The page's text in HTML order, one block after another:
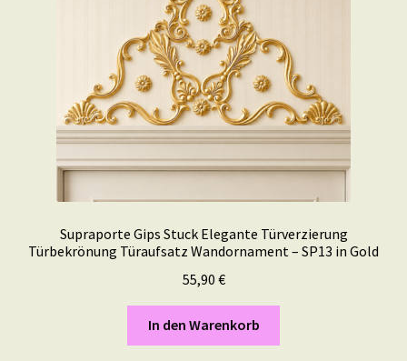
Supraporte Gips Stuck Elegante Türverzierung
Türbekrönung Türaufsatz Wandornament – SP13 in Gold
55,90 €
In den Warenkorb